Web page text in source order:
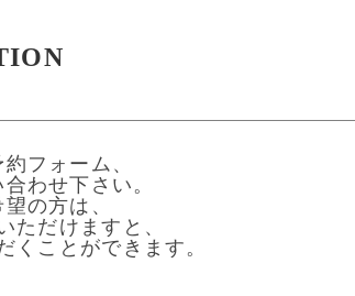
フォーム、
わせ下さい。
の方は、
ただけますと、
くことができます。